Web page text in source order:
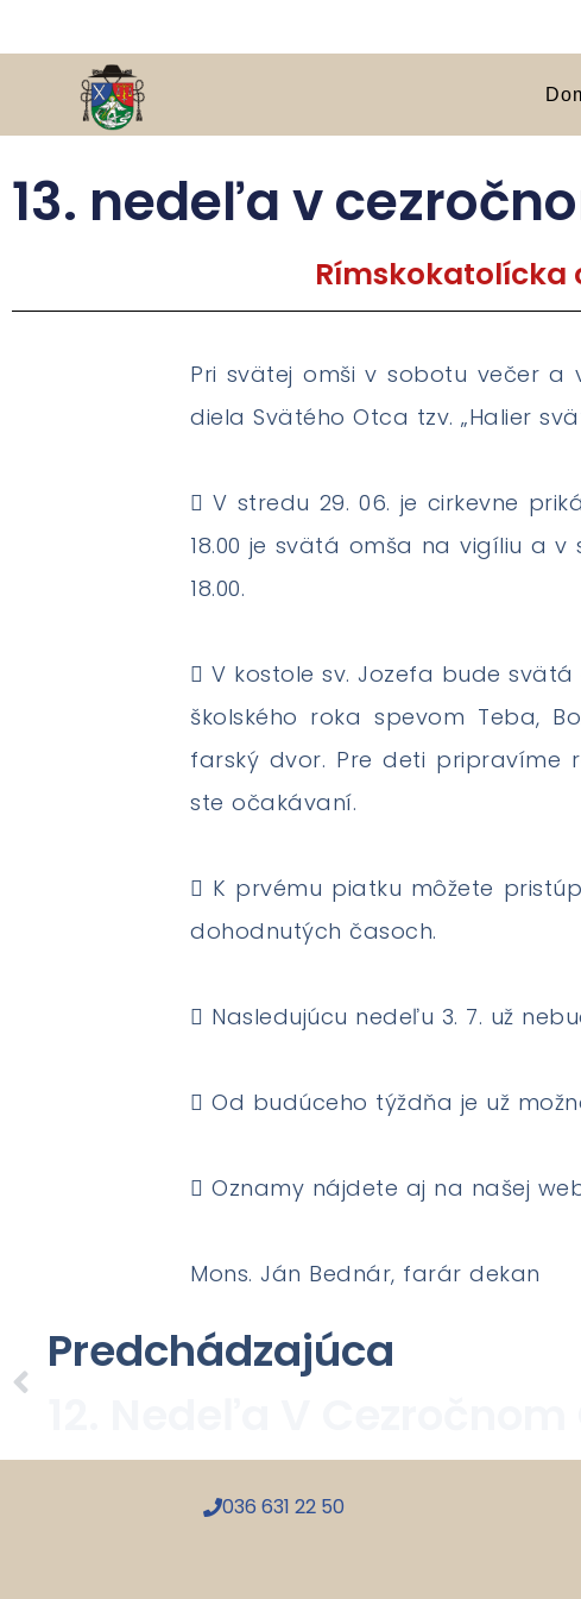
13. nedeľa v
Rímskokatolícka
Pri svätej omši v sobotu večer a
diela Svätého Otca tzv. „Halier
 V stredu 29. 06. je cirkevne
18.00 je svätá omša na vigíliu a v
18.00.
 V kostole sv. Jozefa bude
školského roka spevom Teba,
farský dvor. Pre deti pripravíme
ste očakávaní.
 K prvému piatku môžete
dohodnutých časoch.
 Nasledujúcu nedeľu 3. 7. už
 Od budúceho týždňa je už
 Oznamy nájdete aj na našej
Mons. Ján Bednár, farár dekan
Predchádzajúca
036 631 22 50